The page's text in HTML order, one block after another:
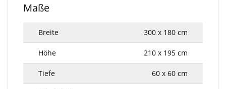
Maße
Breite 300 x 180 cm
Höhe 210 x 195 cm
Tiefe 60 x 60 cm